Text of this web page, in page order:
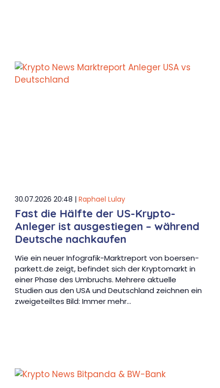
30.07.2026 20:48 | Raphael Lulay
Fast die Hälfte der US-Krypto-
Anleger ist ausgestiegen – während
Deutsche nachkaufen
Wie ein neuer Infografik-Marktreport von boersen-
parkett.de zeigt, befindet sich der Kryptomarkt in
einer Phase des Umbruchs. Mehrere aktuelle
Studien aus den USA und Deutschland zeichnen ein
zweigeteiltes Bild: Immer mehr…